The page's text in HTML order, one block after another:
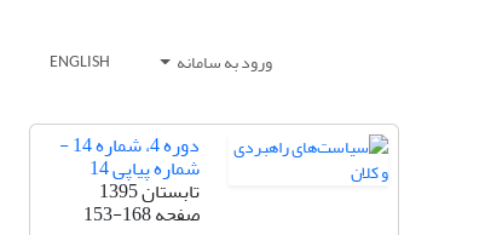
ورود به سامانه ENGLISH
دوره 4، شماره 14 -
شماره پیاپی 14
تابستان 1395
صفحه153-168